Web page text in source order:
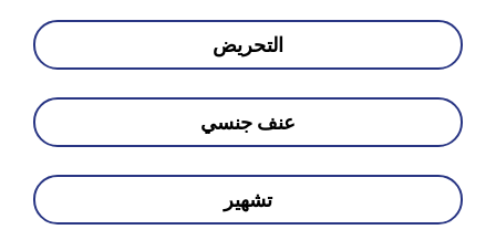
التحريض
عنف جنسي
تشهير